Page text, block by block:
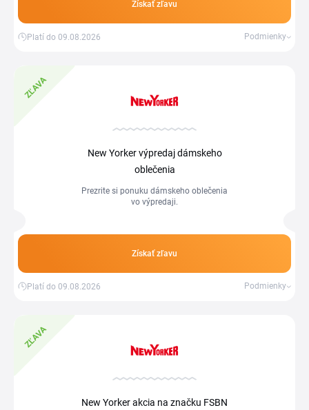
Získať zľavu
Platí do 09.08.2026 Podmienky
ZĽAVA
New Yorker výpredaj dámskeho
oblečenia
Prezrite si ponuku dámskeho oblečenia
vo výpredaji.
Získať zľavu
Platí do 09.08.2026 Podmienky
ZĽAVA
New Yorker akcia na značku FSBN